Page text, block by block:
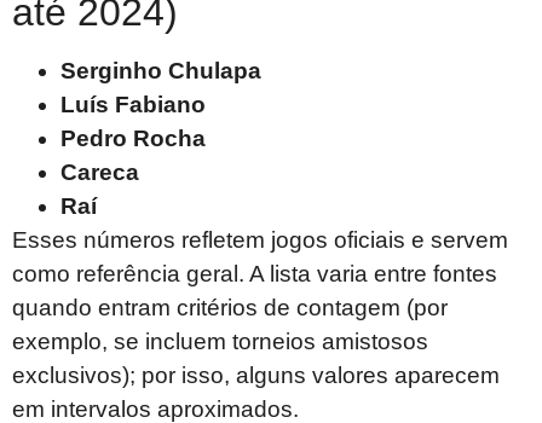
até 2024)
Serginho Chulapa
Luís Fabiano
Pedro Rocha
Careca
Raí
Esses números refletem jogos oficiais e servem
como referência geral. A lista varia entre fontes
quando entram critérios de contagem (por
exemplo, se incluem torneios amistosos
exclusivos); por isso, alguns valores aparecem
em intervalos aproximados.